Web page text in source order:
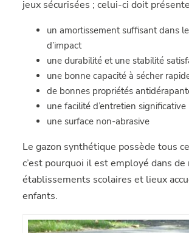
jeux sécurisées ; celui-ci doit
un amortissement suffisant dans
d’impact
une durabilité et une stabilité
une bonne capacité à sécher
de bonnes propriétés
une facilité d’entretien significative
une surface non-abrasive
Le gazon synthétique possède tous
c’est pourquoi il est employé dans
établissements scolaires et lieux
enfants.